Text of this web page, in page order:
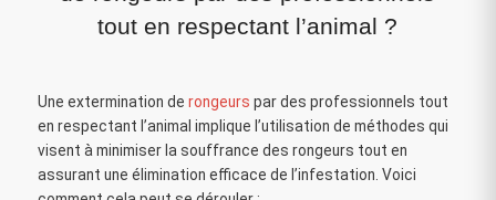
tout en respectant l’animal ?
Une extermination de rongeurs par des professionnels tout
en respectant l’animal implique l’utilisation de méthodes qui
visent à minimiser la souffrance des rongeurs tout en
assurant une élimination efficace de l’infestation. Voici